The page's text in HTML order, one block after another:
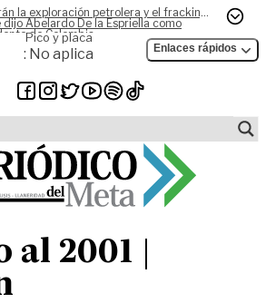
la exploración petrolera y el fracking,
dijo Abelardo De la Espriella como
de Colombia
Pico y placa
: No aplica Enlaces rápidos
al 2001 |